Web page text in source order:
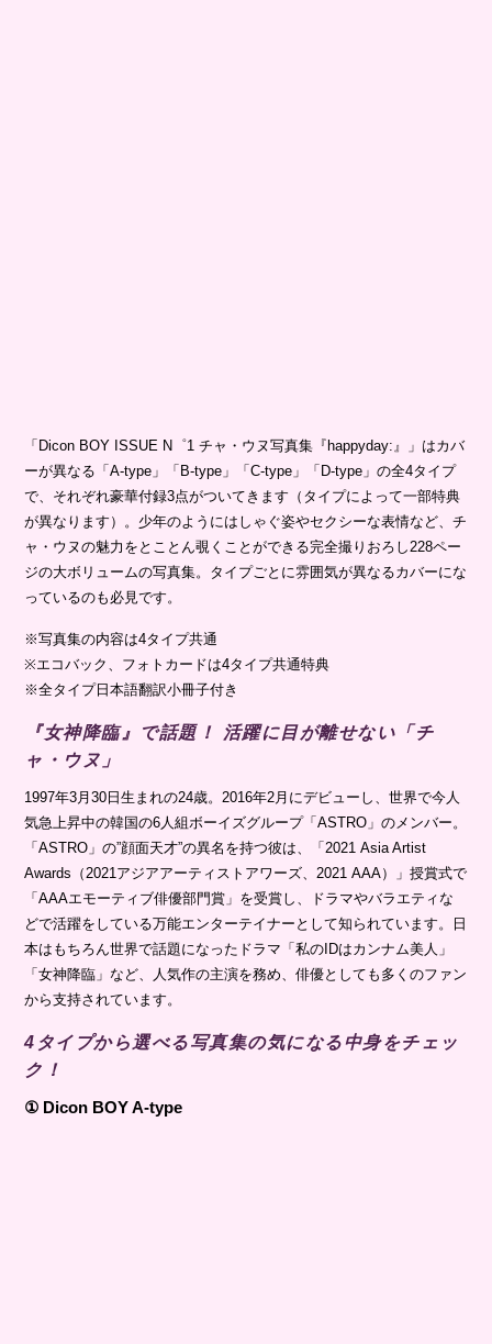
「Dicon BOY ISSUE N゜1 チャ・ウヌ写真集『happyday:』」はカバ
ーが異なる「A-type」「B-type」「C-type」「D-type」の全4タイプ
で、それぞれ豪華付録3点がついてきます（タイプによって一部特典
が異なります）。少年のようにはしゃぐ姿やセクシーな表情など、チ
ャ・ウヌの魅力をとことん覗くことができる完全撮りおろし228ペー
ジの大ボリュームの写真集。タイプごとに雰囲気が異なるカバーにな
っているのも必見です。
※写真集の内容は4タイプ共通
※エコバック、フォトカードは4タイプ共通特典
※全タイプ日本語翻訳小冊子付き
『女神降臨』で話題！ 活躍に目が離せない「チ
ャ・ウヌ」
1997年3月30日生まれの24歳。2016年2月にデビューし、世界で今人
気急上昇中の韓国の6人組ボーイズグループ「ASTRO」のメンバー。
「ASTRO」の”顔面天才”の異名を持つ彼は、「2021 Asia Artist
Awards（2021アジアアーティストアワーズ、2021 AAA）」授賞式で
「AAAエモーティブ俳優部門賞」を受賞し、ドラマやバラエティな
どで活躍をしている万能エンターテイナーとして知られています。日
本はもちろん世界で話題になったドラマ「私のIDはカンナム美人」
「女神降臨」など、人気作の主演を務め、俳優としても多くのファン
から支持されています。
4タイプから選べる写真集の気になる中身をチェッ
ク！
① Dicon BOY A-type